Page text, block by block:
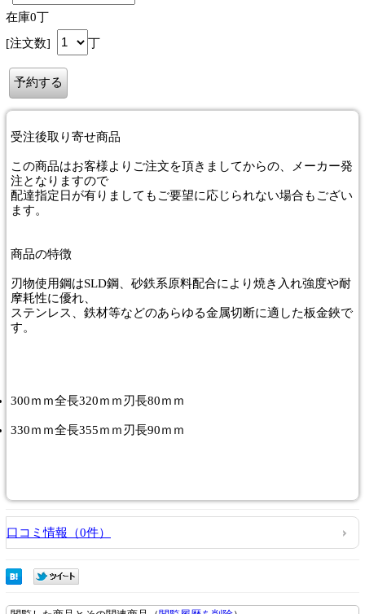
在庫0丁
[注文数]
丁
受注後取り寄せ商品
この商品はお客様よりご注文を頂きましてからの、メーカー発
注となりますので
配達指定日が有りましてもご要望に応じられない場合もござい
ます。
商品の特徴
刃物使用鋼はSLD鋼、砂鉄系原料配合により焼き入れ強度や耐
摩耗性に優れ、
ステンレス、鉄材等などのあらゆる金属切断に適した板金鋏で
す。
300ｍｍ全長320ｍｍ刃長80ｍｍ
330ｍｍ全長355ｍｍ刃長90ｍｍ
口コミ情報（0件）